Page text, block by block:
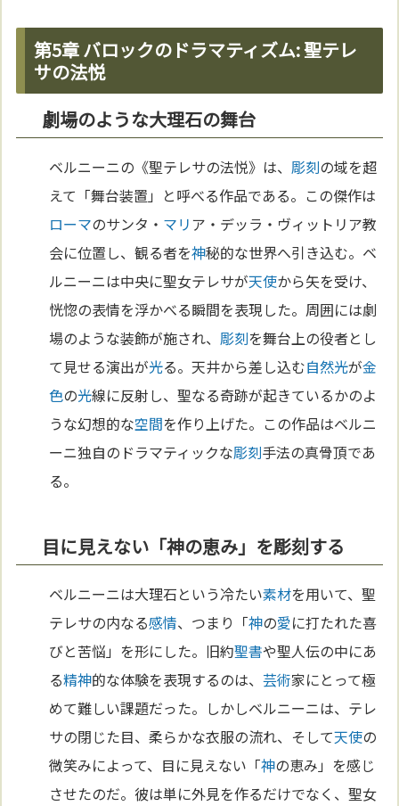
第5章 バロックのドラマティズム: 聖テレ
サの法悦
劇場のような大理石の舞台
ベルニーニの《聖テレサの法悦》は、彫刻の域を超
えて「舞台装置」と呼べる作品である。この傑作は
ローマのサンタ・ マリア・デッラ・ヴィットリア教
会に位置し、観る者を神秘的な世界へ引き込む。ベ
ルニーニは中央に聖女テレサが天使から矢を受け、
恍惚の表情を浮かべる瞬間を表現した。周囲には劇
場のような装飾が施され、彫刻を舞台上の役者とし
て見せる演出が光る。天井から差し込む自然光が金
色の光線に反射し、聖なる奇跡が起きているかのよ
うな幻想的な空間を作り上げた。この作品はベルニ
ーニ独自のドラマティックな彫刻手法の真骨頂であ
る。
目に見えない「神の恵み」を彫刻する
ベルニーニは大理石という冷たい素材を用いて、聖
テレサの内なる感情、つまり「神の愛に打たれた喜
びと苦悩」を形にした。旧約聖書や聖人伝の中にあ
る精神的な体験を表現するのは、芸術家にとって極
めて難しい課題だった。しかしベルニーニは、テレ
サの閉じた目、柔らかな衣服の流れ、そして天使の
微笑みによって、目に見えない「神の恵み」を感じ
させたのだ。彼は単に外見を作るだけでなく、聖女